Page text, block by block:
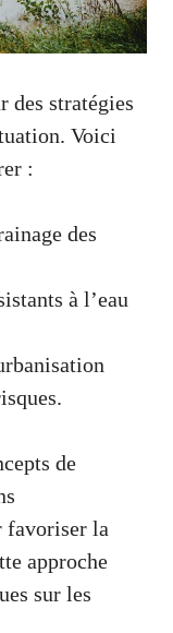
des stratégies
Voici
:
des
à l’eau
de
favoriser la
approche
sur les